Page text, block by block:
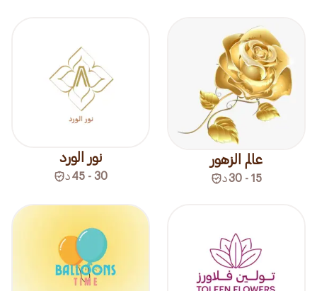
عالم الزهور
15 - 30 د
نور الورد
30 - 45 د